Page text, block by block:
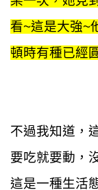
看~這是大強~
頓時有種已經
不過我知道，
要吃就要動，
這是一種生活